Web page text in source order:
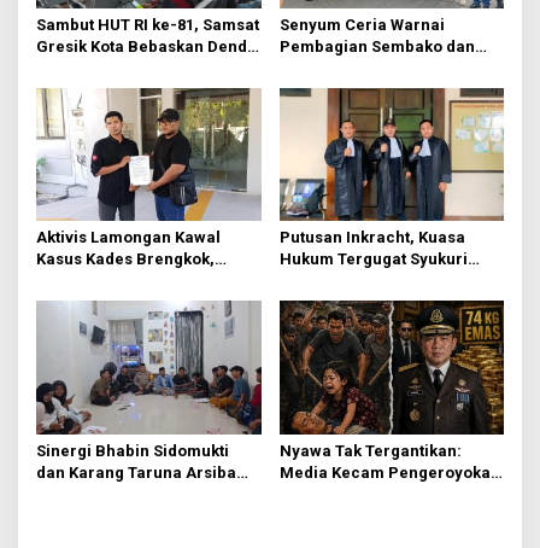
i
n
Sambut HUT RI ke-81, Samsat
Gresik Kota Bebaskan Denda
Senyum Ceria Warnai
Pembagian Sembako dan
Gresik
Aktivis Lamongan Kawal
Kasus Kades Brengkok,
Terima Resmi
Putusan Inkracht, Kuasa
Hukum Tergugat Syukuri
Sinergi Bhabin Sidomukti
dan Karang Taruna Arsiba
Nyawa Tak Tergantikan:
Media Kecam Pengeroyokan